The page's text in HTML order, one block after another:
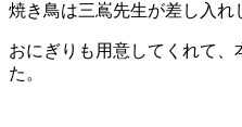
焼き鳥は三嶌先生が差し入れ
おにぎりも用意してくれて
た。